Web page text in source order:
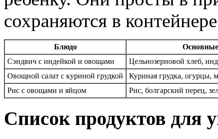
сохраняются в
Блюдо
Сэндвич с индейкой и овощами
Цельнозерновой хлеб,
Овощной салат с куриной грудкой
Куриная грудка, огурцы,
Рис с овощами и яйцом
Рис, болгарский перец,
Список продуктов для